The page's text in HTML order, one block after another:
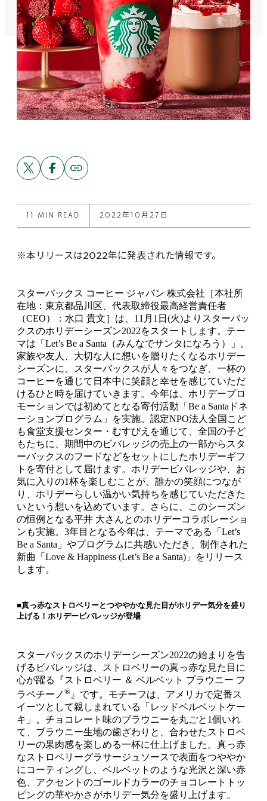
Share
this
post
X
Share
this
post
Facebook
Copy
link
to
11 MIN READ 2022年10月27日
※本リリースは2022年に発表された情報です。
スターバックス コーヒー ジャパン 株式会社［本社所
在地：東京都品川区、代表取締役最高経営責任者
（CEO）：水口 貴文］は、11月1日(火)よりスターバッ
クスのホリデーシーズン2022をスタートします。テー
マは「Let’s Be a Santa（みんなでサンタになろう）」。
家族や友人、大切な人に想いを贈りたくなるホリデー
シーズンに、スターバックスが人々をつなぎ、一杯の
コーヒーを通じて日本中に笑顔と幸せを感じていただ
けるひと時を届けていきます。今年は、ホリデープロ
モーションでは初めてとなる寄付活動「Be a Santaドネ
ーションプログラム」を実施。認定NPO法人全国こど
も食堂支援センター・むすびえを通じて、全国の子ど
もたちに、期間中のビバレッジの売上の一部からスタ
ーバックスのフードなどをセットにしたホリデーギフ
トを寄付として届けます。ホリデービバレッジや、お
気に入りの1杯を楽しむことが、誰かの笑顔につなが
り、ホリデーらしい温かい気持ちを感じていただきた
いという想いを込めています。さらに、このシーズン
の恒例となる平井 大さんとのホリデーコラボレーショ
ンも実施。3年目となる今年は、テーマである「Let’s
Be a Santa」やプログラムに共感いただき、制作された
新曲「Love & Happiness (Let’s Be a Santa)」をリリース
します。
■真っ赤なストロベリーとつややかな見た目がホリデー気分を盛り
上げる！ホリデービバレッジが登場
スターバックスのホリデーシーズン2022の始まりを告
げるビバレッジは、ストロベリーの真っ赤な見た目に
心が躍る『ストロベリー ＆ ベルベット ブラウニー フ
ラペチーノ ® 』です。モチーフは、アメリカで定番ス
イーツとして親しまれている「レッドベルベットケー
キ」。チョコレート味のブラウニーを丸ごと1個いれ
て、ブラウニー生地の歯ざわりと、合わせたストロベ
リーの果肉感を楽しめる一杯に仕上げました。真っ赤
なストロベリーグラサージュソースで表面をつややか
にコーティングし、ベルベットのような光沢と深い赤
色、アクセントのゴールドカラーのチョコレートトッ
ピングの華やかさがホリデー気分を盛り上げます。